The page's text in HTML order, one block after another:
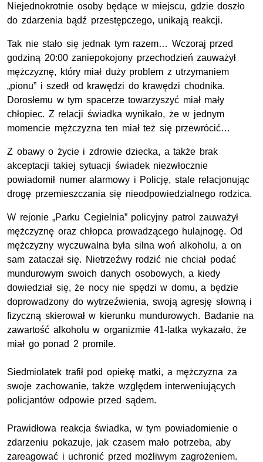
Niejednokrotnie osoby będące w miejscu, gdzie doszło
do zdarzenia bądź przestępczego, unikają reakcji.
Tak nie stało się jednak tym razem… Wczoraj przed
godziną 20:00 zaniepokojony przechodzień zauważył
mężczyznę, który miał duży problem z utrzymaniem
„pionu” i szedł od krawędzi do krawędzi chodnika.
Dorosłemu w tym spacerze towarzyszyć miał mały
chłopiec. Z relacji świadka wynikało, że w jednym
momencie mężczyzna ten miał też się przewrócić…
Z obawy o życie i zdrowie dziecka, a także brak
akceptacji takiej sytuacji świadek niezwłocznie
powiadomił numer alarmowy i Policję, stale relacjonując
drogę przemieszczania się nieodpowiedzialnego rodzica.
W rejonie „Parku Cegielnia” policyjny patrol zauważył
mężczyznę oraz chłopca prowadzącego hulajnogę. Od
mężczyzny wyczuwalna była silna woń alkoholu, a on
sam zataczał się. Nietrzeźwy rodzić nie chciał podać
mundurowym swoich danych osobowych, a kiedy
dowiedział się, że nocy nie spędzi w domu, a będzie
doprowadzony do wytrzeźwienia, swoją agresję słowną i
fizyczną skierował w kierunku mundurowych. Badanie na
zawartość alkoholu w organizmie 41-latka wykazało, że
miał go ponad 2 promile.
Siedmiolatek trafił pod opiekę matki, a mężczyzna za
swoje zachowanie, także względem interweniujących
policjantów odpowie przed sądem.
Prawidłowa reakcja świadka, w tym powiadomienie o
zdarzeniu pokazuje, jak czasem mało potrzeba, aby
zareagować i uchronić przed możliwym zagrożeniem.